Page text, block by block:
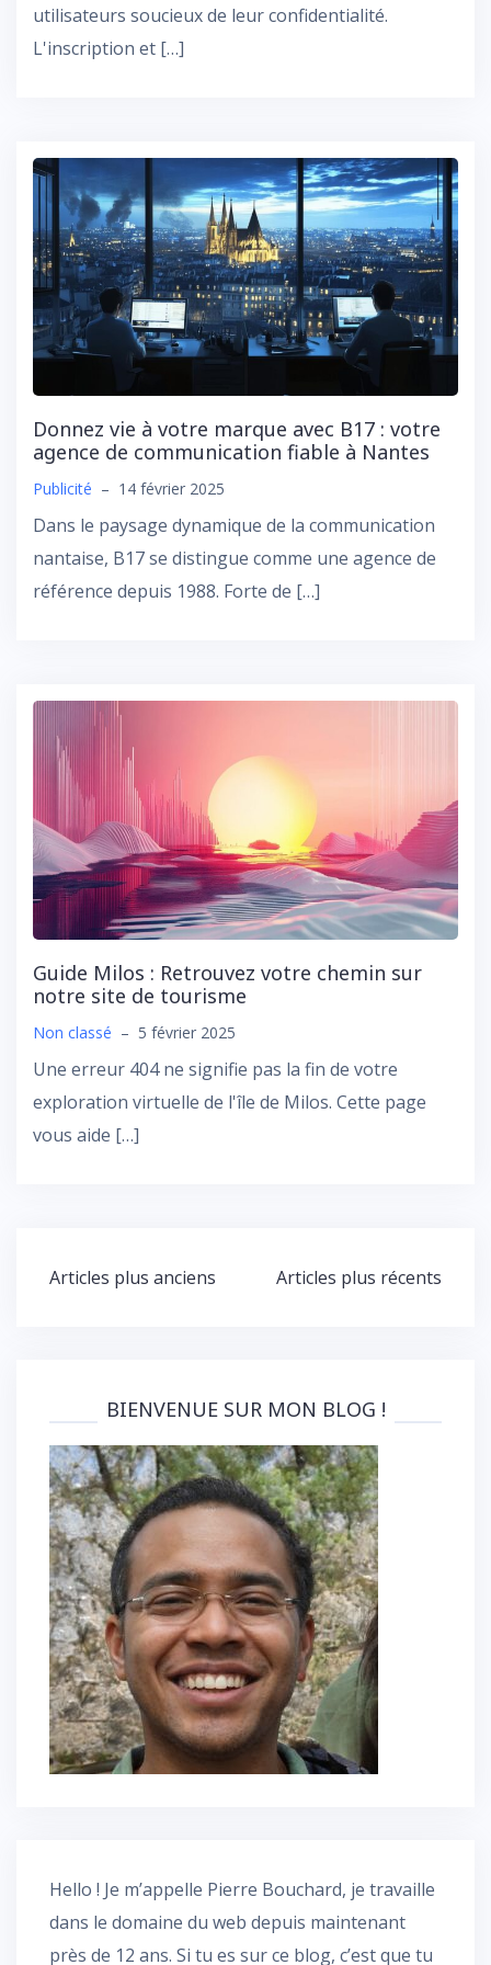
utilisateurs soucieux de leur confidentialité.
L'inscription et […]
Donnez vie à votre marque avec B17 : votre
agence de communication fiable à Nantes
Publicité – 14 février 2025
Dans le paysage dynamique de la communication
nantaise, B17 se distingue comme une agence de
référence depuis 1988. Forte de […]
Guide Milos : Retrouvez votre chemin sur
notre site de tourisme
Non classé – 5 février 2025
Une erreur 404 ne signifie pas la fin de votre
exploration virtuelle de l'île de Milos. Cette page
vous aide […]
Navigation
Articles plus anciens Articles plus récents
BIENVENUE SUR MON BLOG !
Hello ! Je m’appelle Pierre Bouchard, je travaille
dans le domaine du web depuis maintenant
près de 12 ans. Si tu es sur ce blog, c’est que tu